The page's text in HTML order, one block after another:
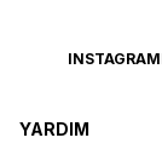
INSTAGRAM
YARDIM